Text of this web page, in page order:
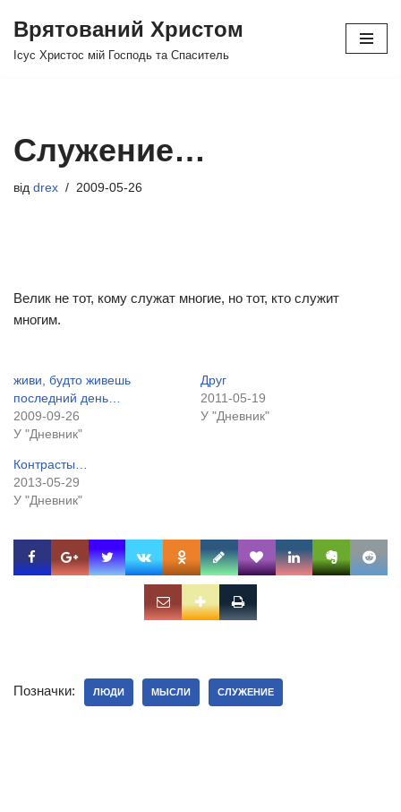
Перейти
Врятований Христом
Ісус Христос мій Господь та Спаситель
Служение…
від drex 2009-05-26
Велик не тот, кому служат многие, но тот, кто служит
многим.
живи, будто живешь
последний день…
2009-09-26
У "Дневник"
Друг
2011-05-19
У "Дневник"
Контрасты…
2013-05-29
У "Дневник"
Позначки: ЛЮДИ МЫСЛИ СЛУЖЕНИЕ